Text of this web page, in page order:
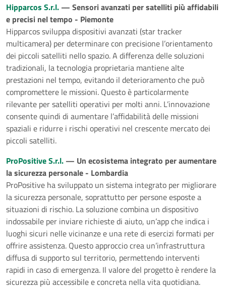
Hipparcos S.r.l. — Sensori avanzati per satelliti più affidabili
e precisi nel tempo - Piemonte
Hipparcos sviluppa dispositivi avanzati (star tracker
multicamera) per determinare con precisione l’orientamento
dei piccoli satelliti nello spazio. A differenza delle soluzioni
tradizionali, la tecnologia proprietaria mantiene alte
prestazioni nel tempo, evitando il deterioramento che può
compromettere le missioni. Questo è particolarmente
rilevante per satelliti operativi per molti anni. L’innovazione
consente quindi di aumentare l’affidabilità delle missioni
spaziali e ridurre i rischi operativi nel crescente mercato dei
piccoli satelliti.
ProPositive S.r.l. — Un ecosistema integrato per aumentare
la sicurezza personale - Lombardia
ProPositive ha sviluppato un sistema integrato per migliorare
la sicurezza personale, soprattutto per persone esposte a
situazioni di rischio. La soluzione combina un dispositivo
indossabile per inviare richieste di aiuto, un’app che indica i
luoghi sicuri nelle vicinanze e una rete di esercizi formati per
offrire assistenza. Questo approccio crea un’infrastruttura
diffusa di supporto sul territorio, permettendo interventi
rapidi in caso di emergenza. Il valore del progetto è rendere la
sicurezza più accessibile e concreta nella vita quotidiana.